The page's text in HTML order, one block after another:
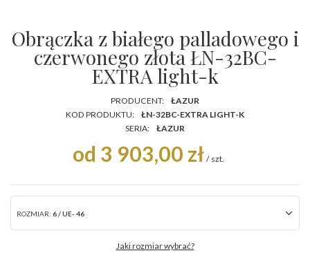
Obrączka z białego palladowego i
czerwonego złota ŁN-32BC-
EXTRA light-k
PRODUCENT:
ŁAZUR
KOD PRODUKTU:
ŁN-32BC-EXTRA LIGHT-K
SERIA:
ŁAZUR
od 3 903,00 zł / szt.
ROZMIAR: 6 / UE- 46
Jaki rozmiar wybrać?